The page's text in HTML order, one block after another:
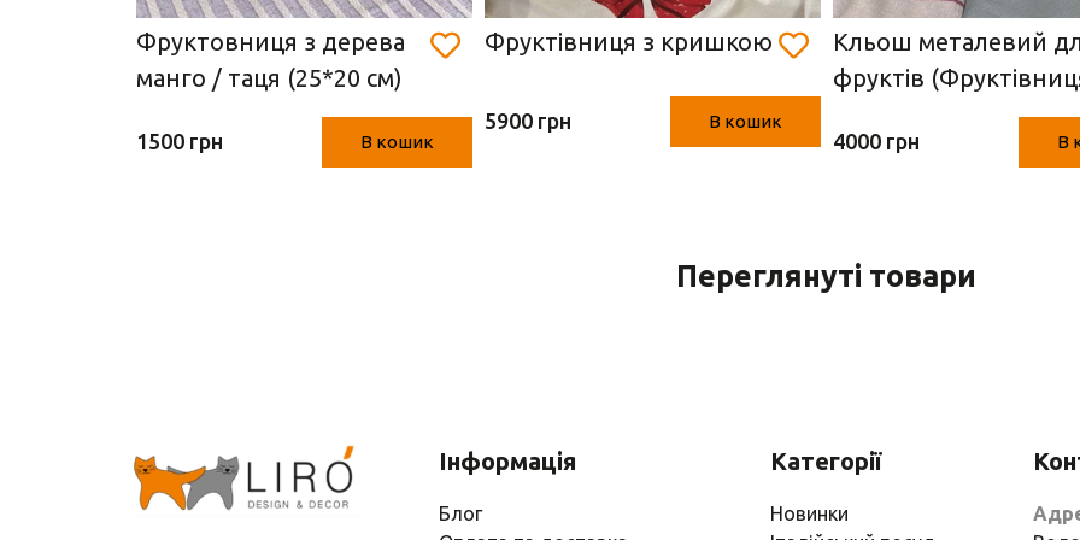
Фруктовниця з дерева
манго / таця (25*20 см)
1500 грн В кошик
Фруктівниця з кришкою
5900 грн В кошик
Кльош металевий
фруктів
4000 грн В
Переглянуті товари
Інформація
Блог
Категорії
Новинки